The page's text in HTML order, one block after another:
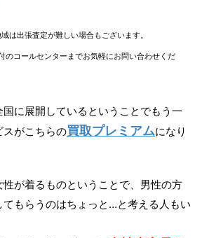
は出張査定が難しい場合もございます。
のコールセンターまでお気軽にお問い合わせくだ
に展開しているということでもう一
がこちらの買取プレミアムになり
が着るものということで、男性の方
てもらうのはちょっと…と考える人もい